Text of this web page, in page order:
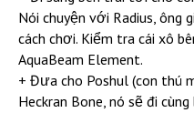
Nói chuyện với Radius, ông
cách chơi. Kiểm tra cái xô
AquaBeam Element.
+ Đưa cho Poshul (con thú
Heckran Bone, nó sẽ đi cùng